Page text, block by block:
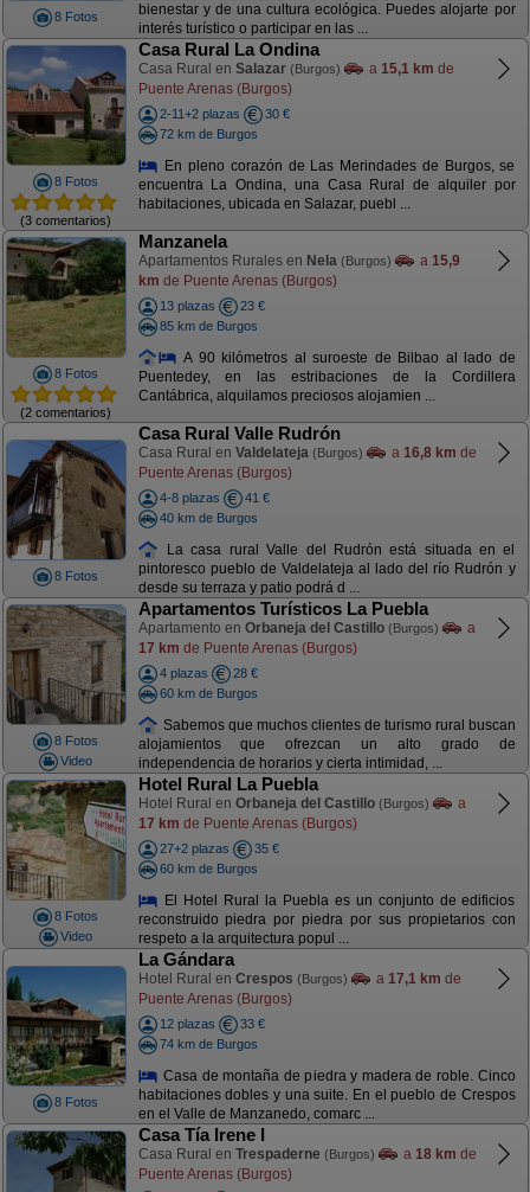
8 Fotos
bienestar y de una cultura ecológica. Puedes alojarte por
interés turístico o participar en las ...
8 Fotos
(3 comentarios)
Casa Rural La Ondina
Casa Rural en Salazar (Burgos) a 15,1 km de
Puente Arenas (Burgos)
2-11+2 plazas
30 €
72 km de Burgos
En pleno corazón de Las Merindades de Burgos, se
encuentra La Ondina, una Casa Rural de alquiler por
habitaciones, ubicada en Salazar, puebl ...
8 Fotos
(2 comentarios)
Manzanela
Apartamentos Rurales en Nela (Burgos) a 15,9
km de Puente Arenas (Burgos)
13 plazas
23 €
85 km de Burgos
A 90 kilómetros al suroeste de Bilbao al lado de
Puentedey, en las estribaciones de la Cordillera
Cantábrica, alquilamos preciosos alojamien ...
8 Fotos
Casa Rural Valle Rudrón
Casa Rural en Valdelateja (Burgos) a 16,8 km de
Puente Arenas (Burgos)
4-8 plazas
41 €
40 km de Burgos
La casa rural Valle del Rudrón está situada en el
pintoresco pueblo de Valdelateja al lado del río Rudrón y
desde su terraza y patio podrá d ...
8 Fotos
Video
Apartamentos Turísticos La Puebla
Apartamento en Orbaneja del Castillo (Burgos)
a
17 km de Puente Arenas (Burgos)
4 plazas
28 €
60 km de Burgos
Sabemos que muchos clientes de turismo rural buscan
alojamientos que ofrezcan un alto grado de
independencia de horarios y cierta intimidad, ...
8 Fotos
Video
Hotel Rural La Puebla
Hotel Rural en Orbaneja del Castillo (Burgos)
a
17 km de Puente Arenas (Burgos)
27+2 plazas
35 €
60 km de Burgos
El Hotel Rural la Puebla es un conjunto de edificios
reconstruido piedra por piedra por sus propietarios con
respeto a la arquitectura popul ...
8 Fotos
La Gándara
Hotel Rural en Crespos (Burgos) a 17,1 km de
Puente Arenas (Burgos)
12 plazas
33 €
74 km de Burgos
Casa de montaña de piedra y madera de roble. Cinco
habitaciones dobles y una suite. En el pueblo de Crespos
en el Valle de Manzanedo, comarc ...
Casa Tía Irene I
Casa Rural en Trespaderne (Burgos) a 18 km de
Puente Arenas (Burgos)